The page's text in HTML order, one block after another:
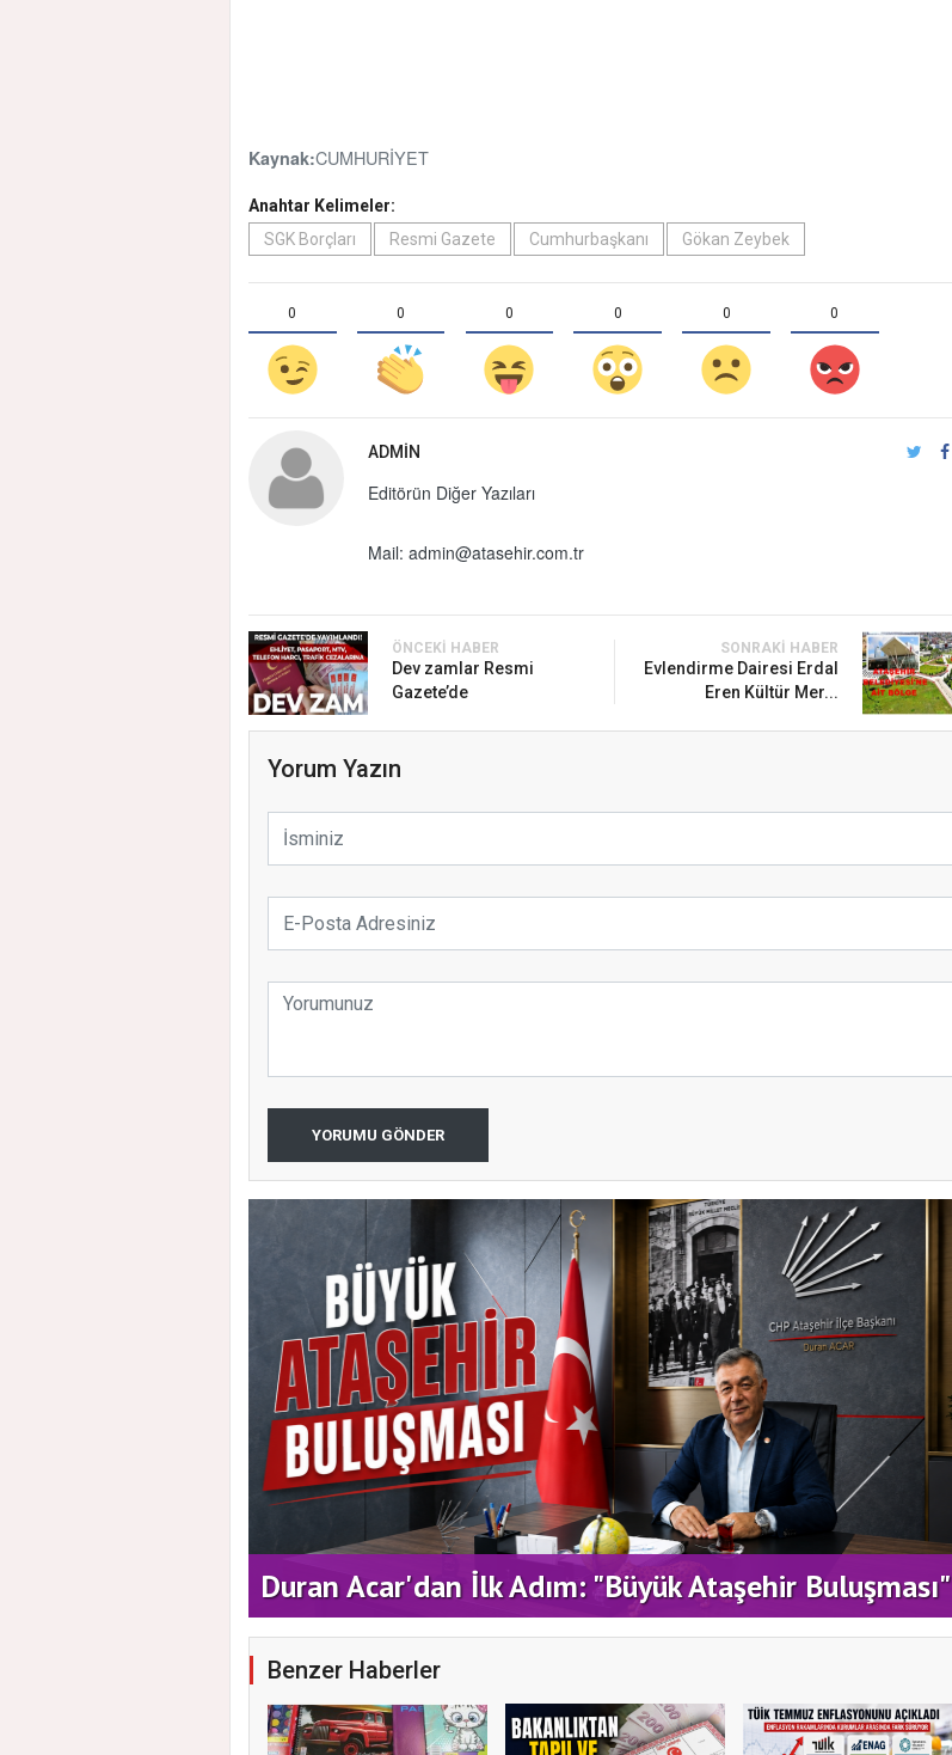
Kaynak:CUMHURİYET
Anahtar Kelimeler:
SGK Borçları
Resmi Gazete Cumhurbaşkanı Gökan Zeybek
0 0 0 0 0 0
ADMIN
Editörün Diğer Yazıları
Mail: admin@atasehir.com.tr
ÖNCEKI HABER
Dev zamlar Resmi
Gazete’de
SONRAKI HABER
Evlendirme Dairesi Erdal
Eren Kültür Mer...
Yorum Yazın
YORUMU GÖNDER
Duran Acar'dan İlk Adım: "Büyük Ataşehir Buluşması"
Benzer Haberler